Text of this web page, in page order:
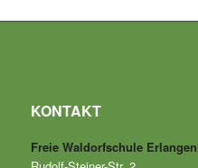
KONTAKT
Freie Waldorfschule Erlangen